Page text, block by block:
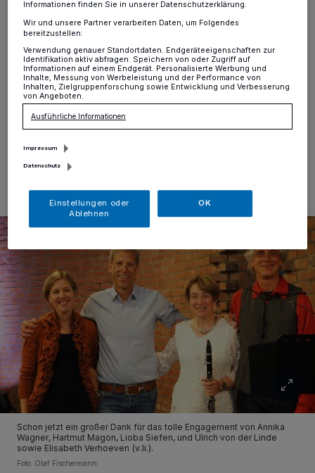
Hochdahl·Am Sonntag, den 15. Januar, ist es soweit:
Dann beschert das Ensemble „Klez & More“ den
Zuhörern ab 16.30 Uhr in der Erkrather Heilig-Geist-
Kirche, Brechtstraße 5, wieder musikalische
Leckerbissen.
10.01.2023 , 12:50 Uhr
Schon jetzt ein großer Dank für das tolle Engagement von Annika
Wagner, Hartmut Magon, Lioba Siefen, und Ulrich von der Linde
sowie Elisabeth Verhoeven (v.li.).
Foto: Olaf Fischermann
Informationen finden Sie in unserer Datenschutzerklärung.
Wir und unsere Partner verarbeiten Daten, um Folgendes
bereitzustellen:
Verwendung genauer Standortdaten. Endgeräteeigenschaften zur
Identifikation aktiv abfragen. Speichern von oder Zugriff auf
Informationen auf einem Endgerät. Personalisierte Werbung und
Inhalte, Messung von Werbeleistung und der Performance von
Inhalten, Zielgruppenforschung sowie Entwicklung und Verbesserung
von Angeboten.
Ausführliche Informationen
Impressum
Datenschutz
Einstellungen oder
Ablehnen
OK